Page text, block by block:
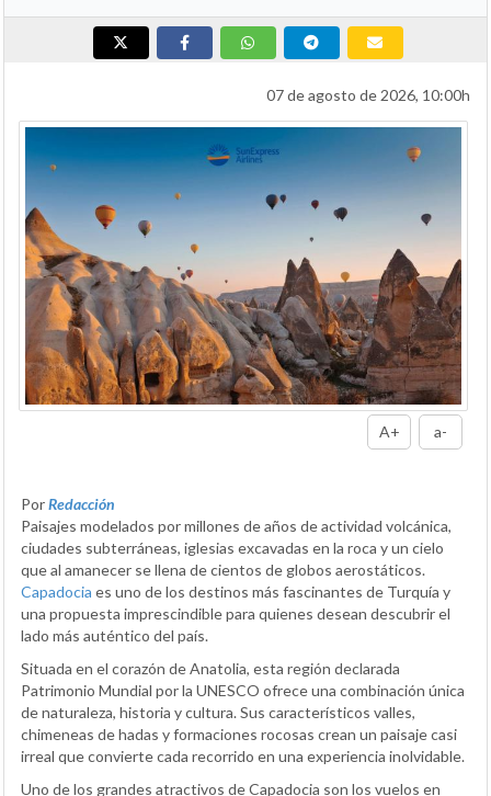
07 de agosto de 2026, 10:00h
A+ a-
PorRedacción
Paisajes modelados por millones de años de actividad volcánica,
ciudades subterráneas, iglesias excavadas en la roca y un cielo
que al amanecer se llena de cientos de globos aerostáticos.
Capadocia es uno de los destinos más fascinantes de Turquía y
una propuesta imprescindible para quienes desean descubrir el
lado más auténtico del país.
Situada en el corazón de Anatolia, esta región declarada
Patrimonio Mundial por la UNESCO ofrece una combinación única
de naturaleza, historia y cultura. Sus característicos valles,
chimeneas de hadas y formaciones rocosas crean un paisaje casi
irreal que convierte cada recorrido en una experiencia inolvidable.
Uno de los grandes atractivos de Capadocia son los vuelos en